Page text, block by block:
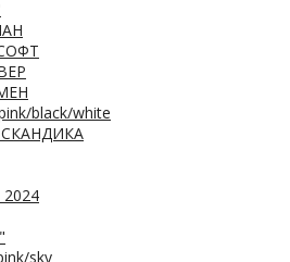
black/white
СКАНДИКА
sky